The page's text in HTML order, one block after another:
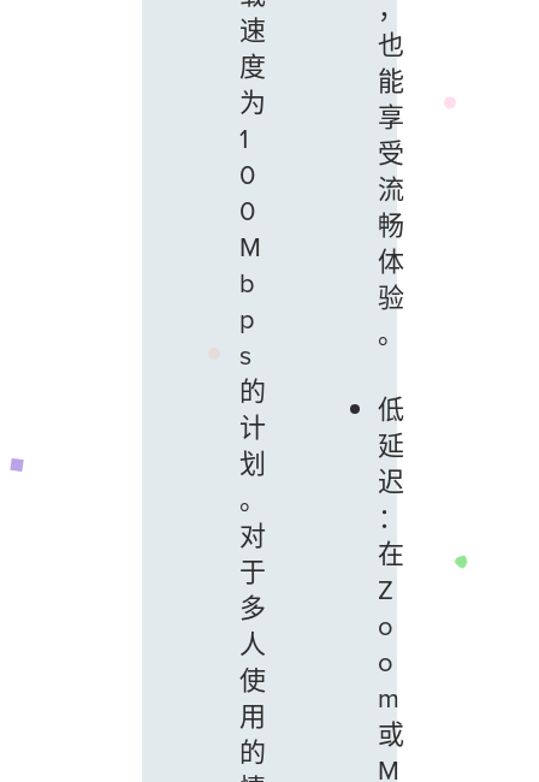
速
度
为
1
0
0
M
b
p
s
的
计
划
。
对
于
多
人
使
用
的
也
能
享
受
流
畅
体
验
。
低
延
迟
：
在
Z
o
o
m
或
M